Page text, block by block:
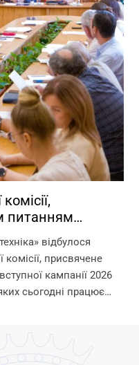
питанням
2026 року
відбулося
присвячене
кампанії 2026
сьогодні працює